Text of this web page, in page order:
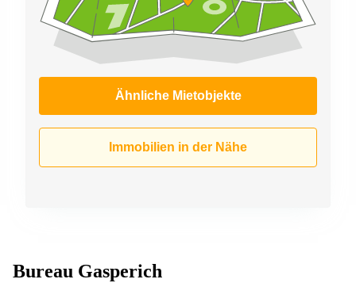
Ähnliche Mietobjekte
Immobilien in der Nähe
Bureau Gasperich